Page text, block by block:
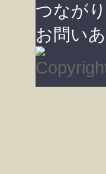
つながり
お問い